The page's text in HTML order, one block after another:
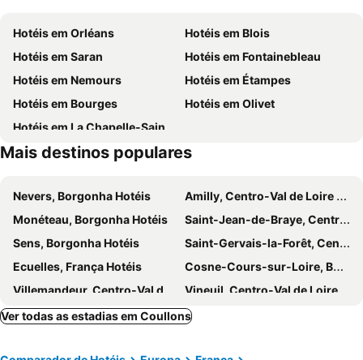
Hotéis em Orléans
Hotéis em Blois
Hotéis em Saran
Hotéis em Fontainebleau
Hotéis em Nemours
Hotéis em Étampes
Hotéis em Bourges
Hotéis em Olivet
Hotéis em La Chapelle-Saint-Mesmin
Mais destinos populares
Nevers, Borgonha Hotéis
Amilly, Centro-Val de Loire Hotéis
Monéteau, Borgonha Hotéis
Saint-Jean-de-Braye, Centro-Val de Loire Hotéis
Sens, Borgonha Hotéis
Saint-Gervais-la-Forêt, Centro-Val de Loire Hotéis
Ecuelles, França Hotéis
Cosne-Cours-sur-Loire, Borgonha Hotéis
Villemandeur, Centro-Val de Loire Hotéis
Vineuil, Centro-Val de Loire Hotéis
Varennes-Vauzelles, Borgonha Hotéis
Cheverny, Centro-Val de Loire Hotéis
Ver todas as estadias em Coullons